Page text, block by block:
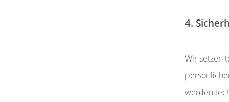
4.
Wir setzen
werden